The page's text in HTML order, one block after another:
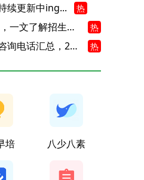
续更新中ing... 热
2026年海淀小升初指南，一文了解招生政策要点 热
北京各区义务教育入学咨询电话汇总，25年小升初家长提前收藏 热
培 八少八素